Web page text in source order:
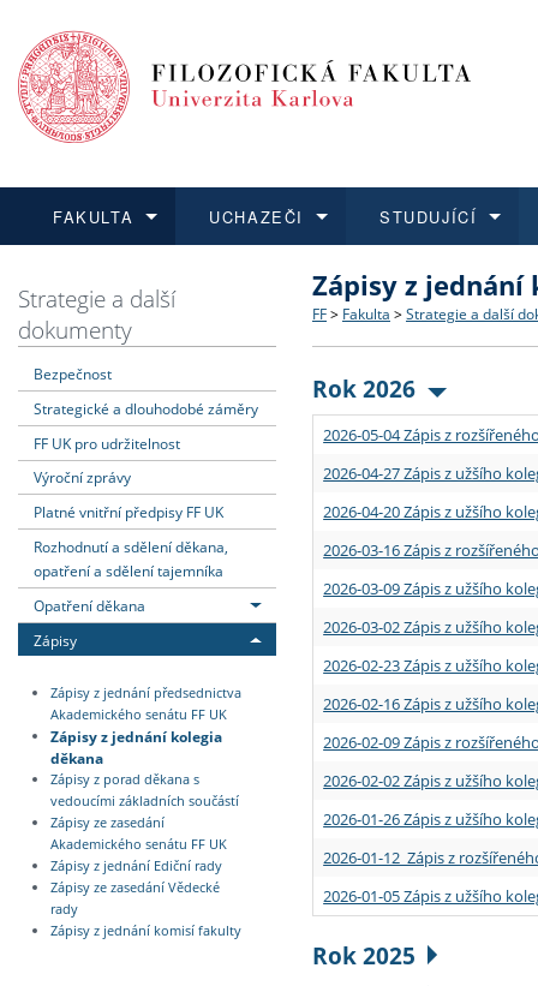
FAKULTA
Dozvědět se více
Struktura a historie
Strategie a další
Podpora a benefity pro
Absolventi fakulty
UCHAZEČI
Podat přihlášku
Co studovat a jak se
Učitelské studijní
Informace k průběhu
STUDUJÍCÍ
Dozvědět se více
Bakalářské a magisterské
Doktorské studium
Rigorózní řízení
Dozvědět se více
O vědě a výzkumu na FF
Akademické kvalifikace
Granty a projekty
Dozvědět se více
Aktuální nabídky a
Vyjíždějící studenti
Přijíždějící studenti
Vyjíždějící zaměstnanci
Strategie a další
dokumenty
Bezpečnost
Strategické a dlouhodobé záměry
FF UK pro udržitelnost
Výroční zprávy
Platné vnitřní předpisy FF UK
Rozhodnutí a sdělení děkana,
opatření a sdělení tajemníka
Opatření děkana
Zápisy
Zápisy z jednání předsednictva
Akademického senátu FF UK
Zápisy z jednání kolegia
děkana
Zápisy z porad děkana s
vedoucími základních součástí
Zápisy ze zasedání
Akademického senátu FF UK
Zápisy z jednání Ediční rady
Zápisy ze zasedání Vědecké
rady
Zápisy z jednání komisí fakulty
Zápisy z jednání
FF > Fakulta > Strategie a další
Rok 2026
2026-05-04 Zápis z
2026-04-27 Zápis z užšího
2026-04-20 Zápis z užšího
2026-03-16 Zápis z
2026-03-09 Zápis z užšího
2026-03-02 Zápis z užšího
2026-02-23 Zápis z užšího
2026-02-16 Zápis z užšího
2026-02-09 Zápis z
2026-02-02 Zápis z užšího
2026-01-26 Zápis z užšího
2026-01-12 Zápis z
2026-01-05 Zápis z užšího
Rok 2025